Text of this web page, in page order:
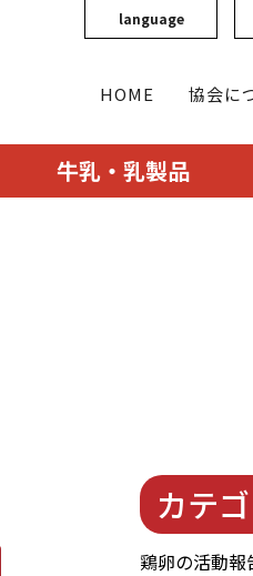
language
HOME 協会に
牛乳・乳製品
カテ
鶏卵の活動報